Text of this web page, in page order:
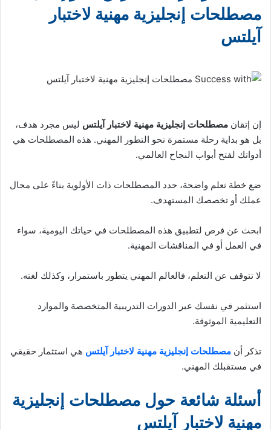
مصطلحات إنجليزية مهنية لاختبار
آيلتس
إن إتقان مصطلحات إنجليزية مهنية لاختبار آيلتس ليس مجرد هدف،
بل هو بداية رحلة مستمرة نحو التطور المهني. هذه المصطلحات هي
أدواتك لفتح أبواب النجاح العالمي.
ضع خطة تعلم واضحة، حدد المصطلحات ذات الأولوية بناءً على مجال
عملك أو تخصصك المستهدف.
ابحث عن فرص لتطبيق هذه المصطلحات في حياتك اليومية، سواء
في العمل أو في المناقشات المهنية.
لا تتوقف عن التعلم، فالعالم المهني يتطور باستمرار، وكذلك لغته.
استثمر في نفسك عبر الدورات التدريبية المتخصصة والموارد
التعليمية الموثوقة.
تذكر أن مصطلحات إنجليزية مهنية لاختبار آيلتس هي استثمار حقيقي
في مستقبلك المهني.
أسئلة شائعة حول مصطلحات إنجليزية
مهنية لاختبار آيلتس